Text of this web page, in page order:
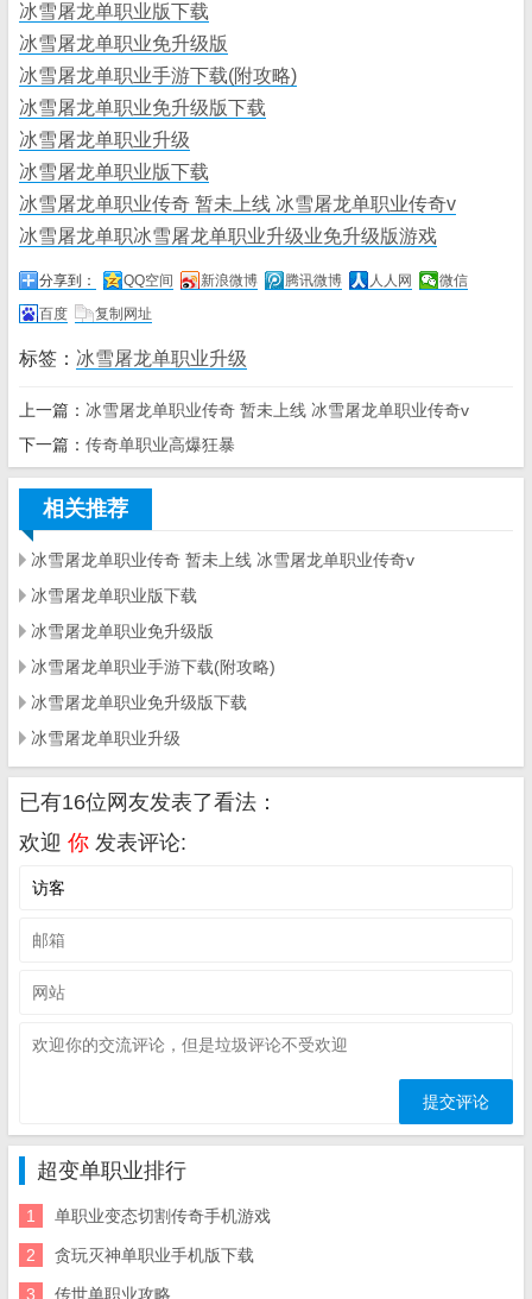
冰雪屠龙单职业版下载
冰雪屠龙单职业免升级版
冰雪屠龙单职业手游下载(附攻略)
冰雪屠龙单职业免升级版下载
冰雪屠龙单职业升级
冰雪屠龙单职业版下载
冰雪屠龙单职业传奇 暂未上线 冰雪屠龙单职业传奇v
冰雪屠龙单职冰雪屠龙单职业升级业免升级版游戏
分享到： QQ空间 新浪微博 腾讯微博 人人网
微信
百度
复制网址
标签： 冰雪屠龙单职业升级
上一篇： 冰雪屠龙单职业传奇 暂未上线 冰雪屠龙单职业传奇v
下一篇： 传奇单职业高爆狂暴
相关推荐
冰雪屠龙单职业传奇 暂未上线 冰雪屠龙单职业传奇v
冰雪屠龙单职业版下载
冰雪屠龙单职业免升级版
冰雪屠龙单职业手游下载(附攻略)
冰雪屠龙单职业免升级版下载
冰雪屠龙单职业升级
已有16位网友发表了看法：
欢迎 你 发表评论:
超变单职业排行
1 单职业变态切割传奇手机游戏
2 贪玩灭神单职业手机版下载
3 传世单职业攻略